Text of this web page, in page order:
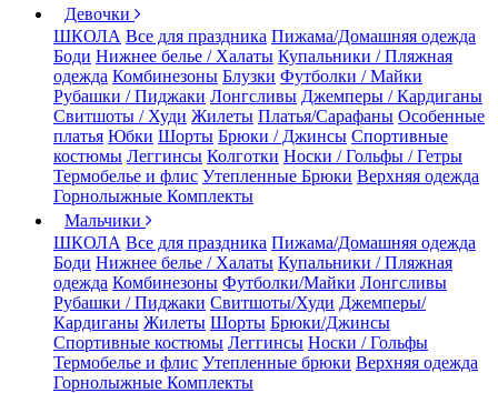
Девочки
ШКОЛА Все для праздника Пижама/Домашняя одежда
Боди Нижнее белье / Халаты Купальники / Пляжная
одежда Комбинезоны Блузки Футболки / Майки
Рубашки / Пиджаки Лонгсливы Джемперы / Кардиганы
Свитшоты / Худи Жилеты Платья/Сарафаны Особенные
платья Юбки Шорты Брюки / Джинсы Спортивные
костюмы Леггинсы Колготки Носки / Гольфы / Гетры
Термобелье и флис Утепленные Брюки Верхняя одежда
Горнолыжные Комплекты
Мальчики
ШКОЛА Все для праздника Пижама/Домашняя одежда
Боди Нижнее белье / Халаты Купальники / Пляжная
одежда Комбинезоны Футболки/Майки Лонгсливы
Рубашки / Пиджаки Свитшоты/Худи Джемперы/
Кардиганы Жилеты Шорты Брюки/Джинсы
Спортивные костюмы Леггинсы Носки / Гольфы
Термобелье и флис Утепленные брюки Верхняя одежда
Горнолыжные Комплекты